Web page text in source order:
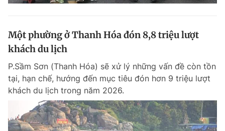
Một phường ở Thanh Hóa đón 8,8 triệu lượt
khách du lịch
P.Sầm Sơn (Thanh Hóa) sẽ xử lý những vấn đề còn tồn
tại, hạn chế, hướng đến mục tiêu đón hơn 9 triệu lượt
khách du lịch trong năm 2026.